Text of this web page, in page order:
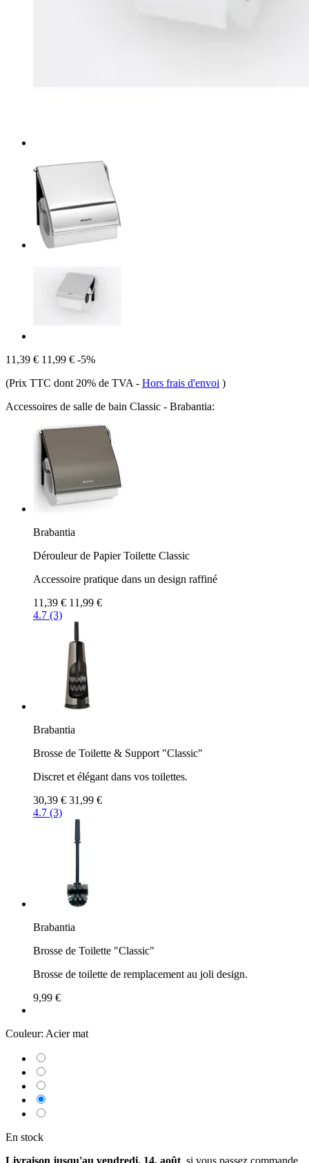
11,39 € 11,99 € -5%
(Prix TTC dont 20% de TVA - Hors frais d'envoi )
Accessoires de salle de bain Classic - Brabantia:
Brabantia
Dérouleur de Papier Toilette Classic
Accessoire pratique dans un design raffiné
11,39 € 11,99 €
4.7 (3)
Brabantia
Brosse de Toilette & Support "Classic"
Discret et élégant dans vos toilettes.
30,39 € 31,99 €
4.7 (3)
Brabantia
Brosse de Toilette "Classic"
Brosse de toilette de remplacement au joli design.
9,99 €
Couleur: Acier mat
En stock
Livraison jusqu'au vendredi, 14. août , si vous passez commande